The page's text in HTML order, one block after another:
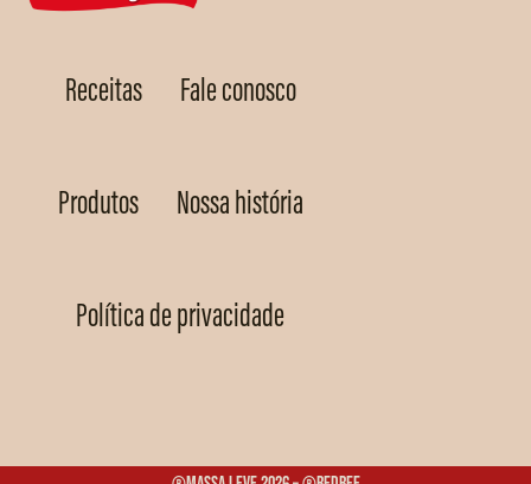
Receitas Fale conosco
Produtos Nossa história
Política de privacidade